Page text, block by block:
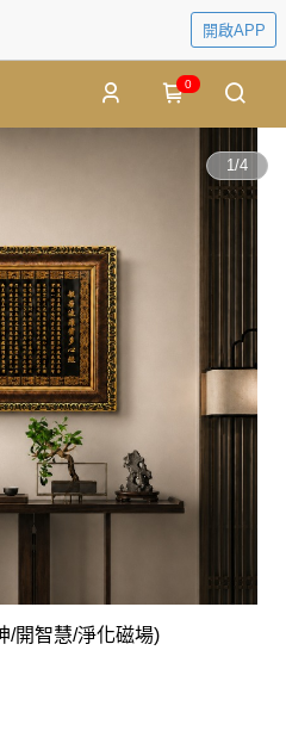
開啟APP
0
1/4
/開智慧/淨化磁場)